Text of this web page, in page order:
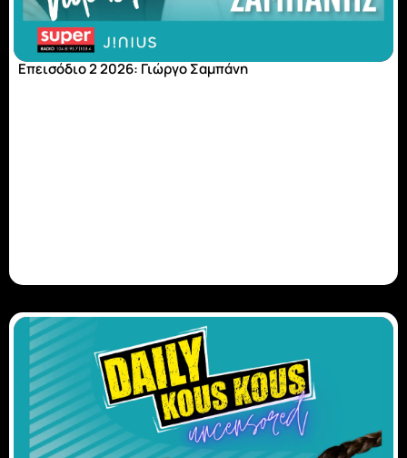
Επεισόδιο 2 2026: Γιώργο Σαμπάνη